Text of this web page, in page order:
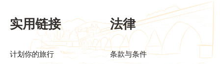
实用链接
计划你的旅行
法律
条款与条件